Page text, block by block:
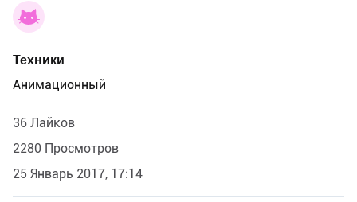
Техники
Анимационный
36 Лайков
2280 Просмотров
25 Январь 2017, 17:14